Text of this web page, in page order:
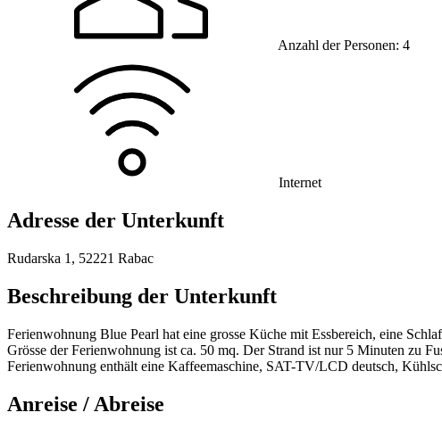
Anzahl der Personen: 4
Internet
Adresse der Unterkunft
Rudarska 1, 52221 Rabac
Beschreibung der Unterkunft
Ferienwohnung Blue Pearl hat eine grosse Küche mit Essbereich, eine
Grösse der Ferienwohnung ist ca. 50 mq. Der Strand ist nur 5 Minuten zu
Ferienwohnung enthält eine Kaffeemaschine, SAT-TV/LCD deutsch,
Anreise / Abreise